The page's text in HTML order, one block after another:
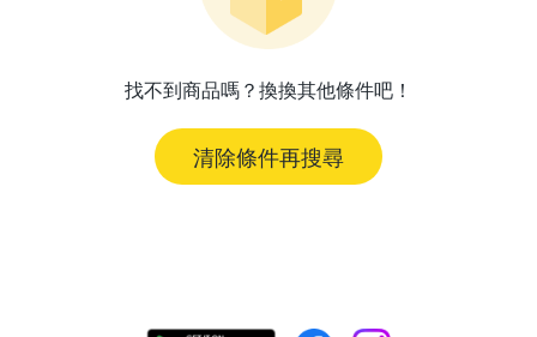
找不到商品嗎？換換其他條件吧！
清除條件再搜尋